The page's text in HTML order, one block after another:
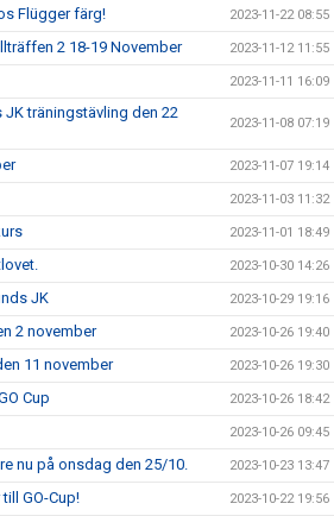
Flügger färg! 2023-11-22 08:55
2 18-19 November 2023-11-12 11:55
2023-11-11 16:09
träningstävling den 22
2023-11-08 07:19
2023-11-07 19:14
2023-11-03 11:32
2023-11-01 18:49
2023-10-30 14:26
JK 2023-10-29 19:16
2 november 2023-10-26 19:40
11 november 2023-10-26 19:30
Cup 2023-10-26 18:42
2023-10-26 09:45
nu på onsdag den 25/10. 2023-10-23 13:47
GO-Cup! 2023-10-22 19:56